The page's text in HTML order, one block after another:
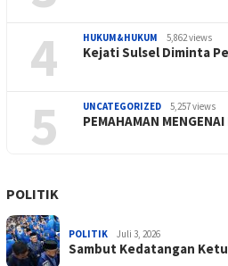
4 HUKUM&HUKUM 5,862 views
Kejati Sulsel Diminta
5 UNCATEGORIZED 5,257 views
PEMAHAMAN
POLITIK
POLITIK Juli 3, 2026
Sambut Kedatangan